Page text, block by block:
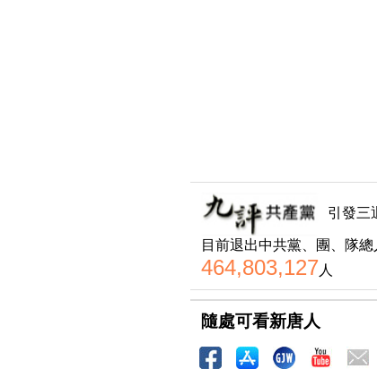
引發三
目前退出中共黨、團、隊總
464,803,127人
隨處可看新唐人